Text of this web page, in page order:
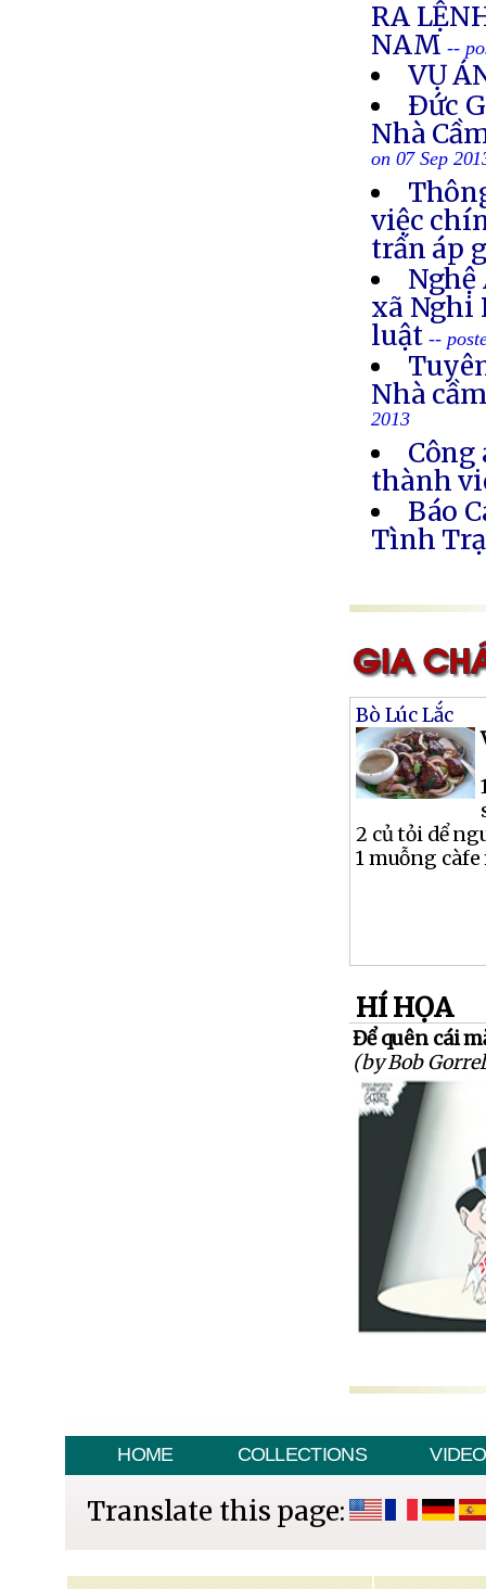
RA
NAM--
VỤ
Ðức
Nhà
on 07 Sep
việc
trấn áp
Nghệ
xã Nghi
luật--
Nhà
2013
thành
Báo
Tình
Bò Lúc Lắc
2 củ tỏi dể
1 muỗng
HÍ HỌA
Để quên cái
(by Bob
HOME COLLECTIONS VIDEO
Translate this page: